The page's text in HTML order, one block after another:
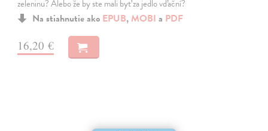
zeleninu? Alebo že by ste mali byť za jedlo vďační?
Na stiahnutie ako EPUB, MOBI a PDF
16,20 €